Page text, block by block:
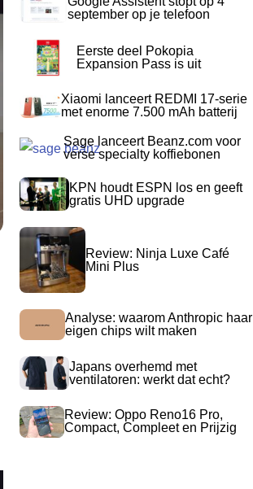
september op je telefoon
Eerste deel Pokopia
Expansion Pass is uit
Xiaomi lanceert REDMI 17-serie
met enorme 7.500 mAh batterij
Sage lanceert Beanz.com voor
verse specialty koffiebonen
KPN houdt ESPN los en geeft
gratis UHD upgrade
Review: Ninja Luxe Café
Mini Plus
Analyse: waarom Anthropic haar
eigen chips wilt maken
Japans overhemd met
ventilatoren: werkt dat echt?
Review: Oppo Reno16 Pro,
Compact, Compleet en Prijzig